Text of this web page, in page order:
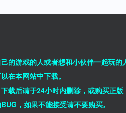
的游戏的人或者想和小伙伴一起玩的
在本网站中下载。
载后请于24小时内删除，或购买正版
，如果不能接受请不要购买。